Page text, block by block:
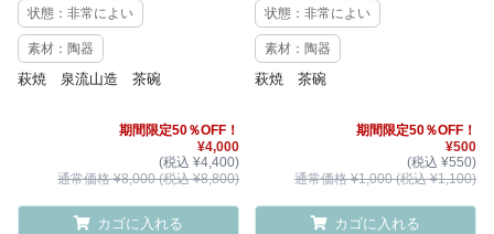
状態：非常によい
素材：陶器
萩焼 泉流山造 茶碗
期間限定50％OFF！
¥4,000
(税込 ¥4,400)
通常価格 ¥8,000 (税込 ¥8,800)
カゴに入れる
状態：非常によい
素材：陶器
萩焼 茶碗
期間限定50％OFF！
¥500
(税込 ¥550)
通常価格 ¥1,000 (税込 ¥1,100)
カゴに入れる